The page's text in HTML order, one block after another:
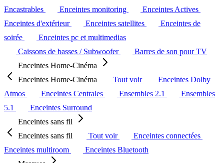
Encastrables
Enceintes monitoring
Enceintes Actives
Enceintes d'extérieur
Enceintes satellites
Enceintes de
soirée
Enceintes pc et multimedias
Caissons de basses / Subwoofer
Barres de son pour TV
Enceintes Home-Cinéma
Enceintes Home-Cinéma
Tout voir
Enceintes Dolby
Atmos
Enceintes Centrales Ensembles 2.1
Ensembles
5.1
Enceintes Surround
Enceintes sans fil
Enceintes sans fil
Tout voir
Enceintes connectées
Enceintes multiroom
Enceintes Bluetooth